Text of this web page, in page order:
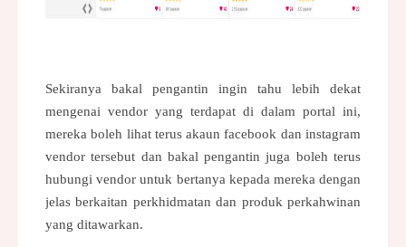
Sekiranya bakal pengantin ingin tahu lebih dekat
mengenai vendor yang terdapat di dalam portal ini,
mereka boleh lihat terus akaunfacebook dan instagram
vendor tersebut dan bakal pengantin juga boleh terus
hubungi vendor untuk bertanya kepada mereka dengan
jelas berkaitan perkhidmatan dan produk perkahwinan
yang ditawarkan.